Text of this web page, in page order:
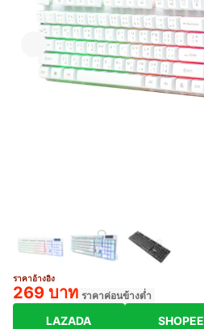
ราคาอ้างอิง
269 บาท ราคาค่อนข้างต่ำ
LAZADA SHOPEE